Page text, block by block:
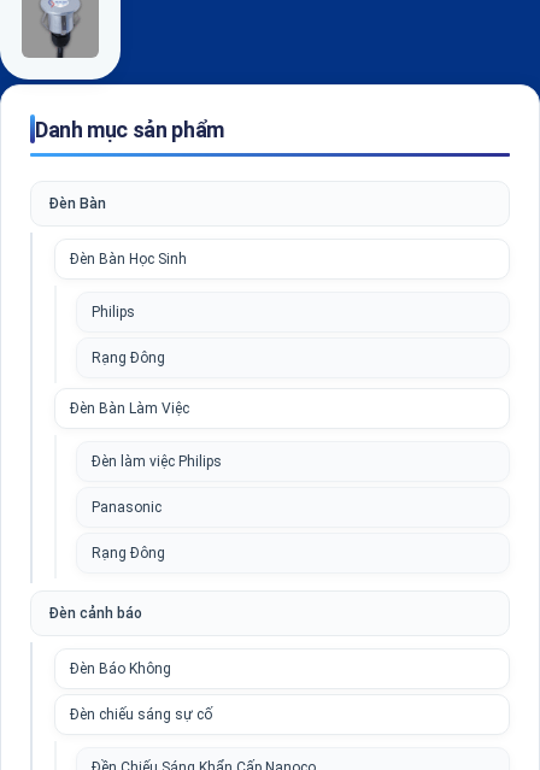
Danh mục sản phẩm
Đèn Bàn
Đèn Bàn Học Sinh
Philips
Rạng Đông
Đèn Bàn Làm Việc
Đèn làm việc Philips
Panasonic
Rạng Đông
Đèn cảnh báo
Đèn Báo Không
Đèn chiếu sáng sự cố